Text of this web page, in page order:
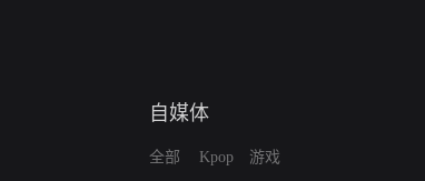
自媒体
全部 Kpop 游戏